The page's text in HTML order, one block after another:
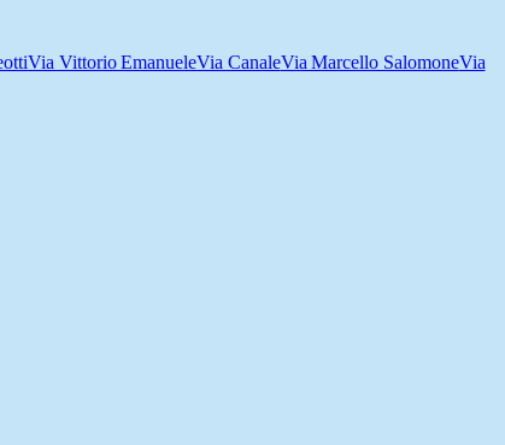
Via Vittorio EmanueleVia CanaleVia Marcello SalomoneVia